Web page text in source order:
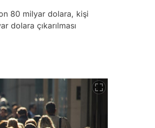
80 milyar dolara, kişi
dolara çıkarılması